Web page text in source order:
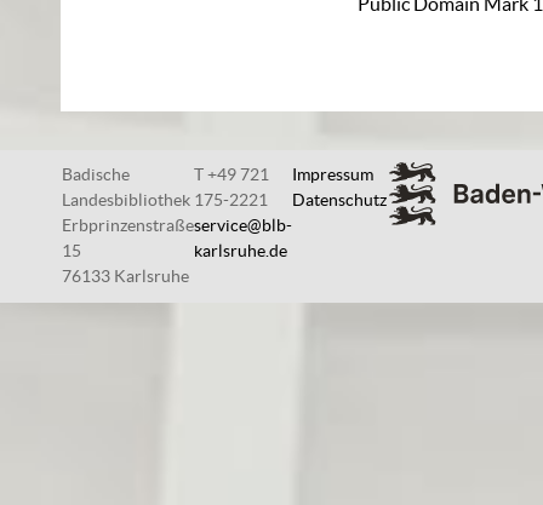
Badische
Landesbibliothek
Erbprinzenstraße
15
76133 Karlsruhe
T +49 721
175-2221
service@blb-
karlsruhe.de
Impressum
Datenschutz